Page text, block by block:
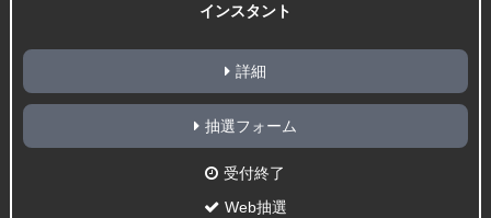
インスタント
詳細
抽選フォーム
受付終了
Web抽選